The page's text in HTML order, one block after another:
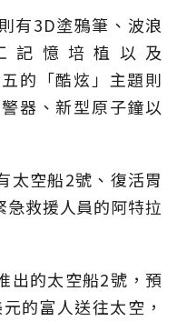
有3D塗鴉筆、波浪
記憶培植以及
的「酷炫」主題則
器、新型原子鐘以
太空船2號、復活胃
救援人員的阿特拉
出的太空船2號，預
的富人送往太空，